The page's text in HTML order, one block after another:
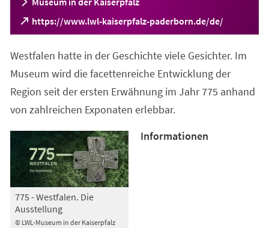
https://www.lwl-kaiserpfalz-paderborn.de/de/
(Öffnet
in
neuen
Westfalen hatte in der Geschichte viele Gesichter. Im
Museum wird die facettenreiche Entwicklung der
Region seit der ersten Erwähnung im Jahr 775 anhand
von zahlreichen Exponaten erlebbar.
© LWL-Museum in der Kaiserpfalz
775 - Westfalen. Die
Ausstellung
Informationen